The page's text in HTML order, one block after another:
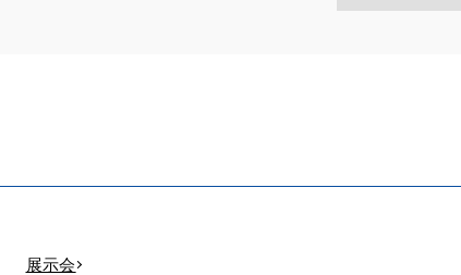
展示会